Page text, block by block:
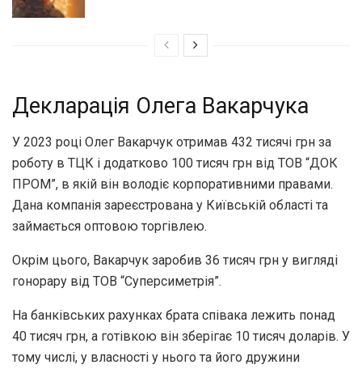
Декларація Олега Вакарчука
У 2023 році Олег Вакарчук отримав 432 тисячі грн за
роботу в ТЦК і додатково 100 тисяч грн від ТОВ “ДОК
ПРОМ”, в якій він володіє корпоративними правами.
Дана компанія зареєстрована у Київській області та
займається оптовою торгівлею.
Окрім цього, Вакарчук заробив 36 тисяч грн у вигляді
гонорару від ТОВ “Суперсиметрія”.
На банківських рахунках брата співака лежить понад
40 тисяч грн, а готівкою він зберігає 10 тисяч доларів. У
тому числі, у власності у нього та його дружини